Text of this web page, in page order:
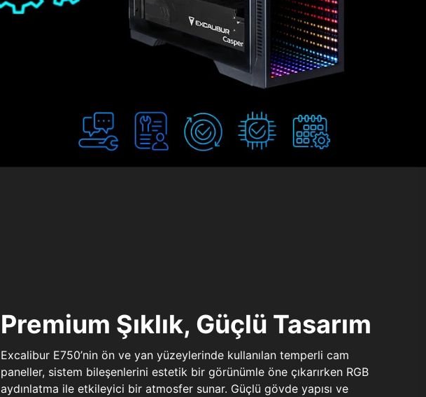
Premium Şıklık, Güçlü Tasarım
Excalibur E750’nin ön ve yan yüzeylerinde kullanılan temperli cam
paneller, sistem bileşenlerini estetik bir görünümle öne çıkarırken RGB
aydınlatma ile etkileyici bir atmosfer sunar. Güçlü gövde yapısı ve